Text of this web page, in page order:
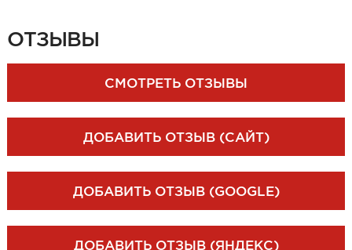
ОТЗЫВЫ
СМОТРЕТЬ ОТЗЫВЫ
ДОБАВИТЬ ОТЗЫВ (САЙТ)
ДОБАВИТЬ ОТЗЫВ (GOOGLE)
ДОБАВИТЬ ОТЗЫВ (ЯНДЕКС)